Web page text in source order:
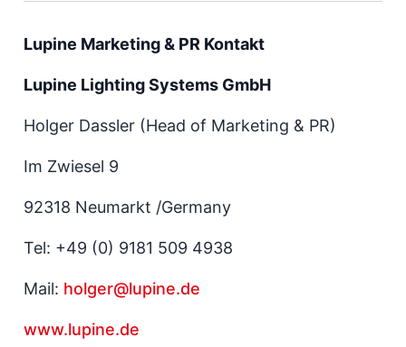
Lupine Marketing & PR Kontakt
Lupine Lighting Systems GmbH
Holger Dassler (Head of Marketing & PR)
Im Zwiesel 9
92318 Neumarkt /Germany
Tel: +49 (0) 9181 509 4938
Mail: holger@lupine.de
www.lupine.de